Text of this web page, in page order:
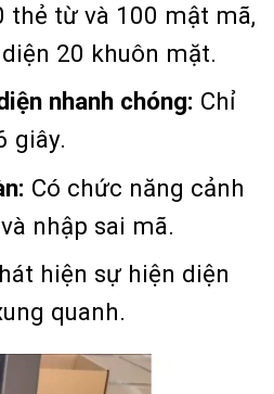
thẻ từ và 100 mật mã,
20 khuôn mặt.
nhanh chóng: Chỉ
giây.
Có chức năng cảnh
nhập sai mã.
hiện sự hiện diện
quanh.